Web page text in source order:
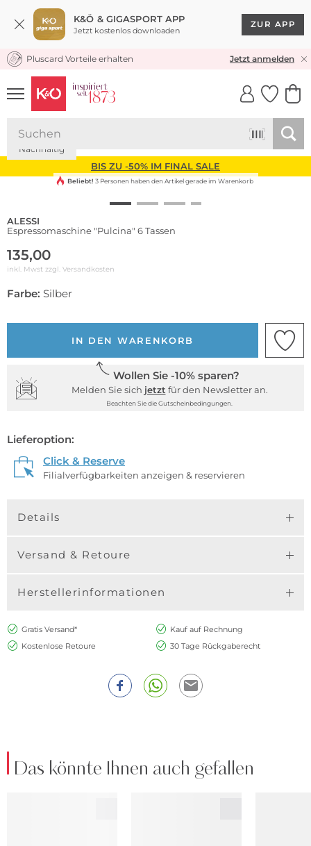
K&Ö & GIGASPORT APP
Jetzt kostenlos downloaden
ZUR APP
KOSTENLOSER VERSAND* & RÜCKVERSAND
Pluscard Vorteile erhalten Jetzt anmelden
UNSERE APP
CLICK &
BIS ZU -50% IM FINAL SALE
Nachhaltig
Beliebt! 3 Personen haben den Artikel gerade im Warenkorb
ALESSI
Espressomaschine "Pulcina" 6 Tassen
135,00
inkl. Mwst zzgl. Versandkosten
Farbe: Silber
IN DEN WARENKORB
Wollen Sie -10% sparen?
Melden Sie sich jetzt für den Newsletter an.
Beachten Sie die Gutscheinbedingungen.
Lieferoption:
Click & Reserve
Filialverfügbarkeiten anzeigen & reservieren
Details
Versand & Retoure
Herstellerinformationen
Gratis Versand*
Kauf auf Rechnung
Kostenlose Retoure
30 Tage Rückgaberecht
Das könnte Ihnen auch gefallen